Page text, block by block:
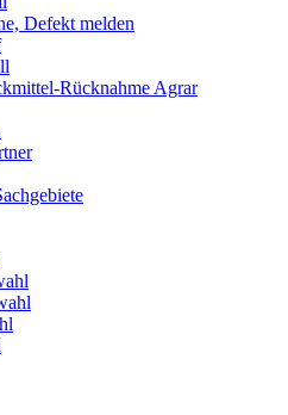
Defekt melden
Rücknahme Agrar